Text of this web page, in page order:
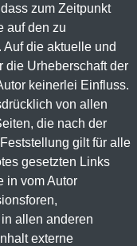
zum Zeitpunkt
auf den zu
die aktuelle und
die Urheberschaft der
keinerlei Einfluss.
von allen
die nach der
gilt für alle
gesetzten Links
in vom Autor
allen anderen
externe